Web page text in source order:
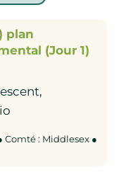
plan
(Jour 1)
Comté : Middlesex ●